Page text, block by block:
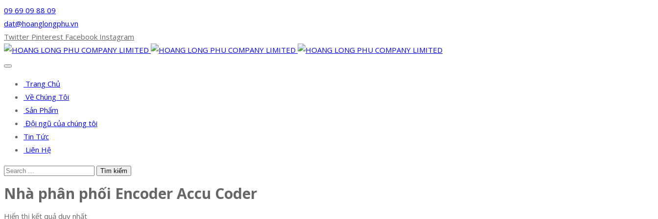
09 69 09 88 09
dat@hoanglongphu.vn
Twitter Pinterest Facebook Instagram
Trang Chủ
Về Chúng Tôi
Sản Phẩm
Đội ngũ của chúng tôi
Tin Tức
Liên Hệ
Nhà phân phối Encoder Accu Coder
Hiển thị kết quả duy nhất